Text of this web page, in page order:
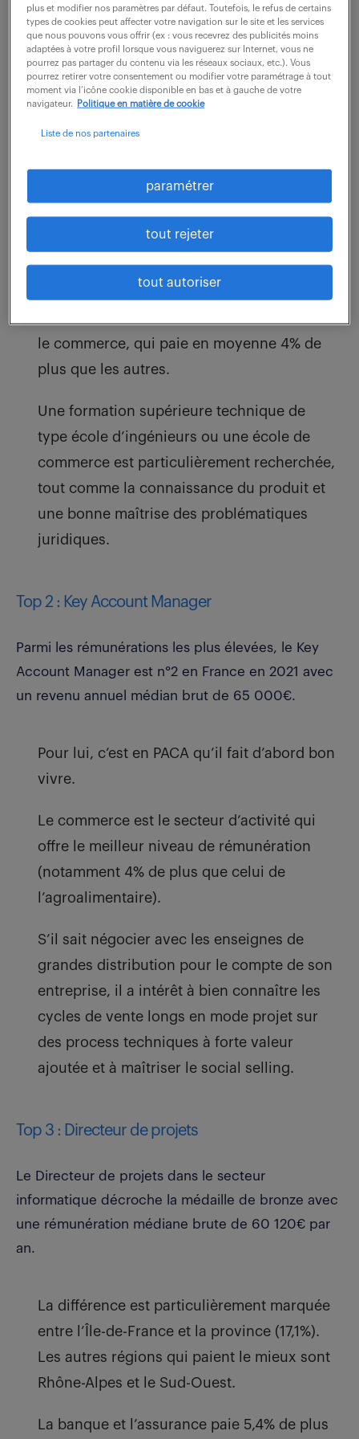
Top 1 : Directeur National des ventes
Le poste le mieux rémunéré cette année est celui
de Directeur national des ventes, avec un salaire
profil de 5 ans d’expérience.
Si c’est en Île-de-France qu’il est le mieux
rémunéré, en province, ce sont les
employeurs de Rhône-Alpes qui sont les plus
généreux, devant ceux de PACA.
le commerce, qui paie en moyenne 4% de
plus que les autres.
Une formation supérieure technique de
type école d’ingénieurs ou une école de
commerce est particulièrement recherchée,
tout comme la connaissance du produit et
une bonne maîtrise des problématiques
juridiques.
Top 2 : Key Account Manager
Parmi les rémunérations les plus élevées, le Key
Account Manager est n°2 en France en 2021 avec
un revenu annuel médian brut de 65 000€.
Pour lui, c’est en PACA qu’il fait d’abord bon
vivre.
Le commerce est le secteur d’activité qui
offre le meilleur niveau de rémunération
(notamment 4% de plus que celui de
l’agroalimentaire).
S’il sait négocier avec les enseignes de
grandes distribution pour le compte de son
entreprise, il a intérêt à bien connaître les
cycles de vente longs en mode projet sur
des process techniques à forte valeur
ajoutée et à maîtriser le social selling.
Top 3 : Directeur de projets
Le Directeur de projets dans le secteur
informatique décroche la médaille de bronze avec
une rémunération médiane brute de 60 120€ par
an.
La différence est particulièrement marquée
entre l’Île-de-France et la province (17,1%).
Les autres régions qui paient le mieux sont
Rhône-Alpes et le Sud-Ouest.
La banque et l’assurance paie 5,4% de plus
plus et modifier nos paramètres par défaut. Toutefois, le refus de certains
types de cookies peut affecter votre navigation sur le site et les services
que nous pouvons vous offrir (ex : vous recevrez des publicités moins
adaptées à votre profil lorsque vous naviguerez sur Internet, vous ne
pourrez pas partager du contenu via les réseaux sociaux, etc.). Vous
pourrez retirer votre consentement ou modifier votre paramétrage à tout
moment via l’icône cookie disponible en bas et à gauche de votre
navigateur.
Politique en matière de cookie
Liste de nos partenaires
paramétrer
tout rejeter
tout autoriser